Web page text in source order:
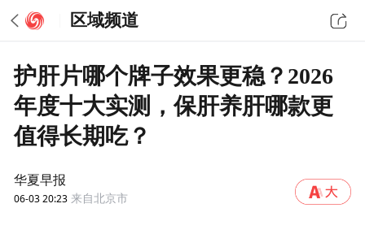
区域频道
护肝片哪个牌子效果更稳？2026
年度十大实测，保肝养肝哪款更
值得长期吃？
华夏早报
06-03 20:23 来自北京市